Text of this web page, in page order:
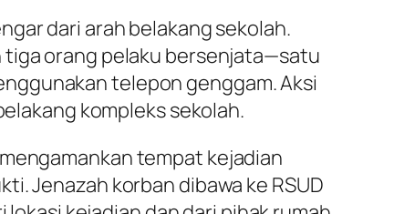
dari arah belakang sekolah.
tiga orang pelaku bersenjata—satu
telepon genggam. Aksi
kompleks sekolah.
tempat kejadian
Jenazah korban dibawa ke RSUD